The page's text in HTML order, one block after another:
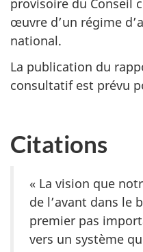
œuvre d’un régime
national.
La publication du
consultatif est prévu
Citations
« La vision que
de l’avant dans le
premier pas
vers un système